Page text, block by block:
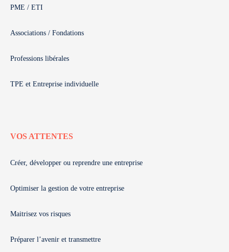
PME / ETI
Associations / Fondations
Professions libérales
TPE et Entreprise individuelle
VOS ATTENTES
Créer, développer ou reprendre une entreprise
Optimiser la gestion de votre entreprise
Maitrisez vos risques
Préparer l’avenir et transmettre